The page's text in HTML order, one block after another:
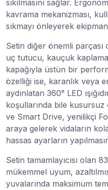
sıkılmasını sağlar.
kavrama mekanizması,
sıkmayı önleyerek
Setin diğer önemli parçası
uç tutucu, kauçuk
kapağıyla üstün bir
özelliği ise, karanlık veya
aydınlatan 360° LED
koşullarında bile kusursuz
ve Smart Drive, yenilikçi
araya gelerek vidaların
hassas ayarların
Setin tamamlayıcısı olan
mükemmel uyum,
yuvalarında maksimum